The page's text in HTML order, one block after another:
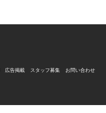
広告掲載 スタッフ募集 お問い合わせ